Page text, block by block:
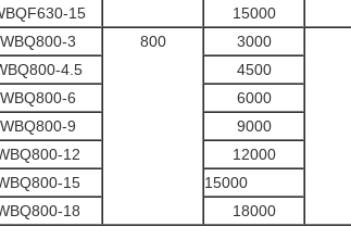
15
15000
WBQ800-3
800 3000
4.5
4500
WBQ800-6
6000
WBQ800-9
9000
12
12000
15
15000
18
18000